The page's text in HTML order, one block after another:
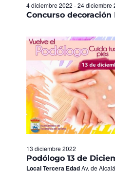
Concurso decoración
4 diciembre 2022 -24 diciembre
Podólogo 13 de
13 diciembre 2022
Local Tercera EdadAv. de